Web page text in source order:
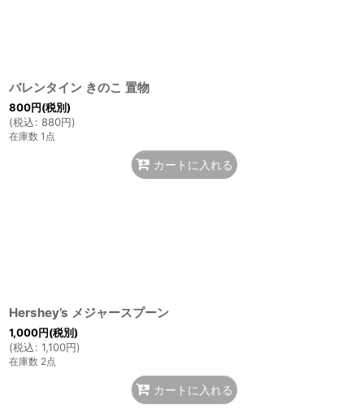
バレンタイン きのこ 置物
800円(税別)
(税込: 880円)
在庫数 1点
カートに入れる
Hershey’s メジャースプーン
1,000円(税別)
(税込: 1,100円)
在庫数 2点
カートに入れる